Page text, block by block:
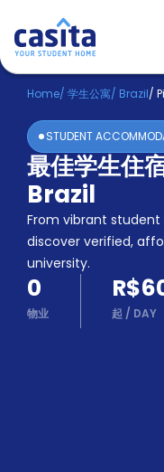
Home ZH
登
入
Booking
Accommodation
About
us
Blog
Refer
And
Earn
Become
Home/ 学生公寓/ Brazil/
STUDENT
最佳学生住
Brazil
From vibrant
discover verified,
university.
0
物业 起 / DAY